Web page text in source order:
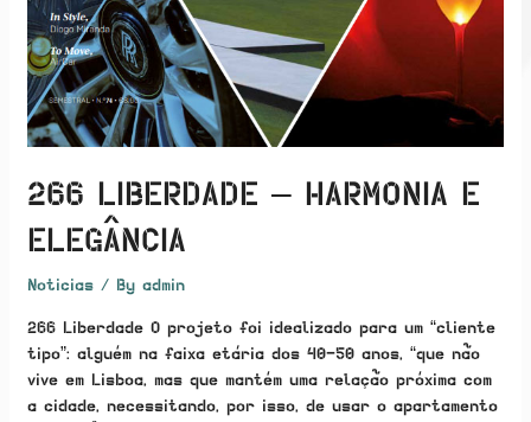
266 LIBERDADE – HARMONIA E
ELEGÂNCIA
Noticias / Byadmin
266 Liberdade O projeto foi idealizado para um “cliente
tipo”: alguém na faixa etária dos 40-50 anos, “que não
vive em Lisboa, mas que mantém uma relação próxima com
a cidade, necessitando, por isso, de usar o apartamento